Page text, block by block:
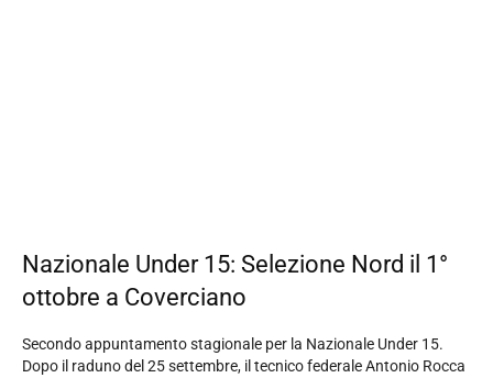
Nazionale Under 15: Selezione Nord il 1°
ottobre a Coverciano
Secondo appuntamento stagionale per la Nazionale Under 15.
Dopo il raduno del 25 settembre, il tecnico federale Antonio Rocca